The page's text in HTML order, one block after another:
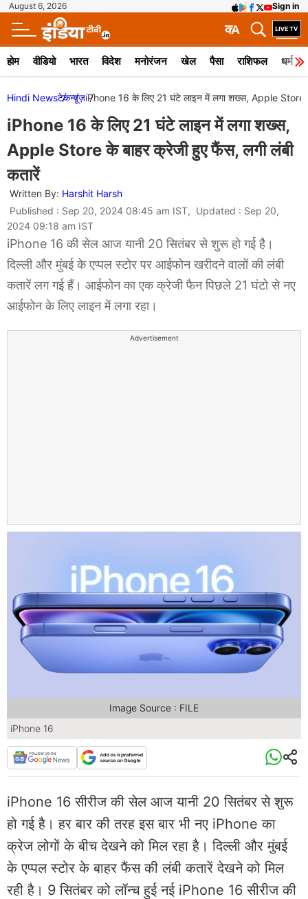
August 6, 2026 Sign in
A
क
होम वीडियो भारत विदेश मनोरंजन खेल पैसा राशिफल धर्म
Hindi Newsटेकन्यूज़iPhone 16 के लिए 21 घंटे लाइन में लगा शख्स, Apple Store
iPhone 16 के लिए 21 घंटे लाइन में लगा शख्स,
Apple Store के बाहर क्रेजी हुए फैंस, लगी लंबी
कतारें
Written By: Harshit Harsh
Published : Sep 20, 2024 08:45 am IST, Updated : Sep 20,
2024 09:18 am IST
iPhone 16 की सेल आज यानी 20 सितंबर से शुरू हो गई है।
दिल्ली और मुंबई के एप्पल स्टोर पर आईफोन खरीदने वालों की लंबी
कतारें लग गई हैं। आईफोन का एक क्रेजी फैन पिछले 21 घंटो से नए
आईफोन के लिए लाइन में लगा रहा।
Advertisement
iPhone 16
Image Source : FILE
iPhone 16 सीरीज की सेल आज यानी 20 सितंबर से शुरू
हो गई है। हर बार की तरह इस बार भी नए iPhone का
क्रेज लोगों के बीच देखने को मिल रहा है। दिल्ली और मुंबई
के एप्पल स्टोर के बाहर फैंस की लंबी कतारें देखने को मिल
रही है। 9 सितंबर को लॉन्च हुई नई iPhone 16 सीरीज की